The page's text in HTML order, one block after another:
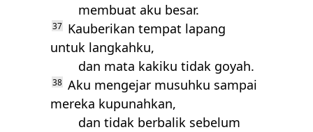
membuat aku besar.
37 Kauberikan tempat lapang
untuk langkahku,
dan mata kakiku tidak goyah.
38 Aku mengejar musuhku sampai
mereka kupunahkan,
dan tidak berbalik sebelum